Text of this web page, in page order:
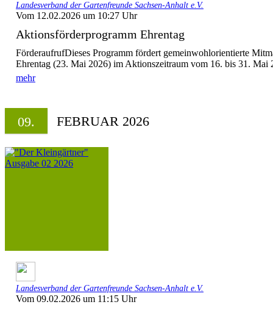
Landesverband der Gartenfreunde Sachsen-Anhalt e.V.
Vom 12.02.2026 um 10:27 Uhr
Aktionsförderprogramm Ehrentag
FörderaufrufDieses Programm fördert gemeinwohlorientierte
Ehrentag (23. Mai 2026) im Aktionszeitraum vom 16. bis 31. Mai
mehr
09. FEBRUAR 2026
Landesverband der Gartenfreunde Sachsen-Anhalt e.V.
Vom 09.02.2026 um 11:15 Uhr